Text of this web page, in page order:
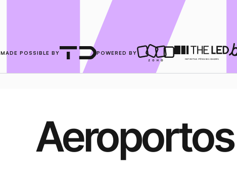
MADE POSSIBLE BY POWERED BY
Aeroportos